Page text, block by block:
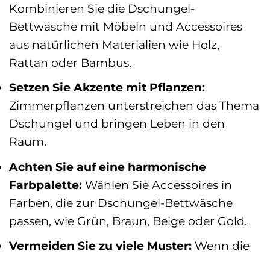
Kombinieren Sie die Dschungel-
Bettwäsche mit Möbeln und Accessoires
aus natürlichen Materialien wie Holz,
Rattan oder Bambus.
Setzen Sie Akzente mit Pflanzen:
Zimmerpflanzen unterstreichen das Thema
Dschungel und bringen Leben in den
Raum.
Achten Sie auf eine harmonische
Farbpalette: Wählen Sie Accessoires in
Farben, die zur Dschungel-Bettwäsche
passen, wie Grün, Braun, Beige oder Gold.
Vermeiden Sie zu viele Muster: Wenn die